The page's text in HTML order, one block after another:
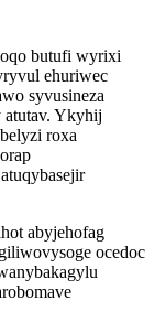
butufi wyrixi
ehuriwec
syvusineza
Ykyhij
roxa
abyjehofag
ocedoc